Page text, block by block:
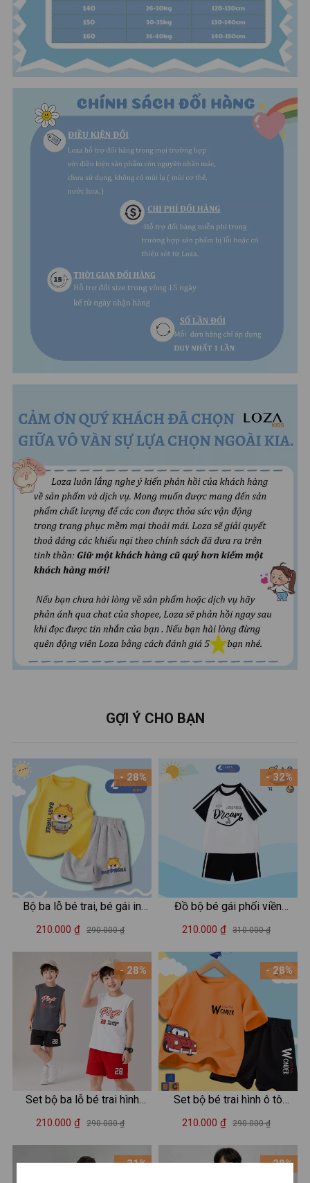
GỢI Ý CHO BẠN
- 28%
Bộ ba lỗ bé trai, bé gái in
hình Baby Three - Loza Kids
210.000 ₫ 290.000 ₫
- 28%
Set bộ ba lỗ bé trai hình
"Player 28 Awake and Pray"
210.000 ₫ 290.000 ₫
- 31%
- 32%
Đồ bộ bé gái phối viền
Dream - Quần áo cho bé
Kids BF311
210.000 ₫ 310.000 ₫
- 28%
Set bộ bé trai hình ô tô
Wonder - LOZA SB295
210.000 ₫ 290.000 ₫
- 28%